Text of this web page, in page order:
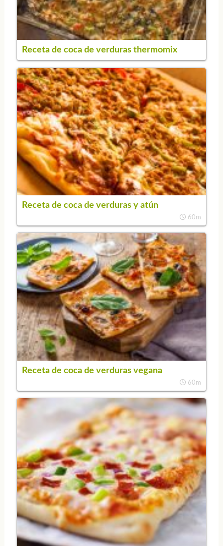
Receta de coca de verduras thermomix
Receta de coca de verduras y atún
60m
Receta de coca de verduras vegana
60m